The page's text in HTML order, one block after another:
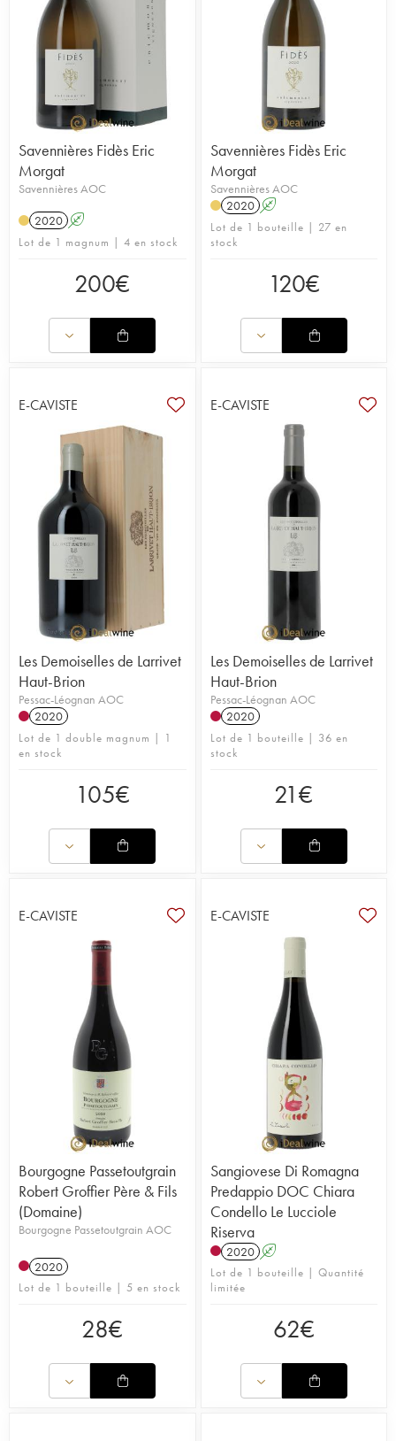
Savennières Fidès Eric
Morgat
Savennières AOC
2020 A
Lot de 1 magnum | 4 en stock
200€
Savennières Fidès Eric
Morgat
Savennières AOC
2020 A
Lot de 1 bouteille | 27 en
stock
120€
E-CAVISTE
Les Demoiselles de Larrivet
Haut-Brion
Pessac-Léognan AOC
2020
Lot de 1 double magnum | 1
en stock
105€
E-CAVISTE
Les Demoiselles de Larrivet
Haut-Brion
Pessac-Léognan AOC
2020
Lot de 1 bouteille | 36 en
stock
21€
E-CAVISTE
Bourgogne Passetoutgrain
Robert Groffier Père & Fils
(Domaine)
Bourgogne Passetoutgrain AOC
2020
Lot de 1 bouteille | 5 en stock
28€
E-CAVISTE
Sangiovese Di Romagna
Predappio DOC Chiara
Condello Le Lucciole
Riserva
2020 A
Lot de 1 bouteille | Quantité
limitée
62€